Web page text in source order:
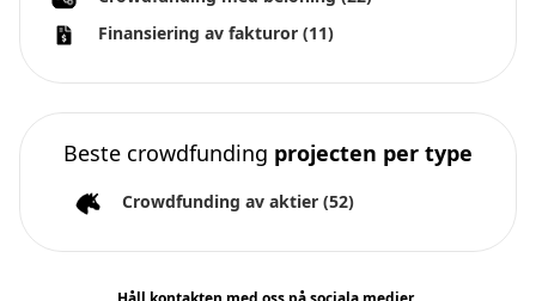
Finansiering av fakturor (11)
Beste crowdfunding projecten per type
Crowdfunding av aktier (52)